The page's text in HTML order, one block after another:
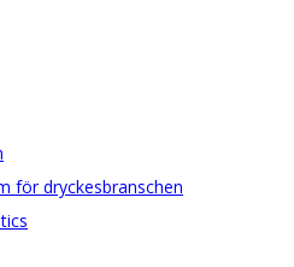
för dryckesbranschen